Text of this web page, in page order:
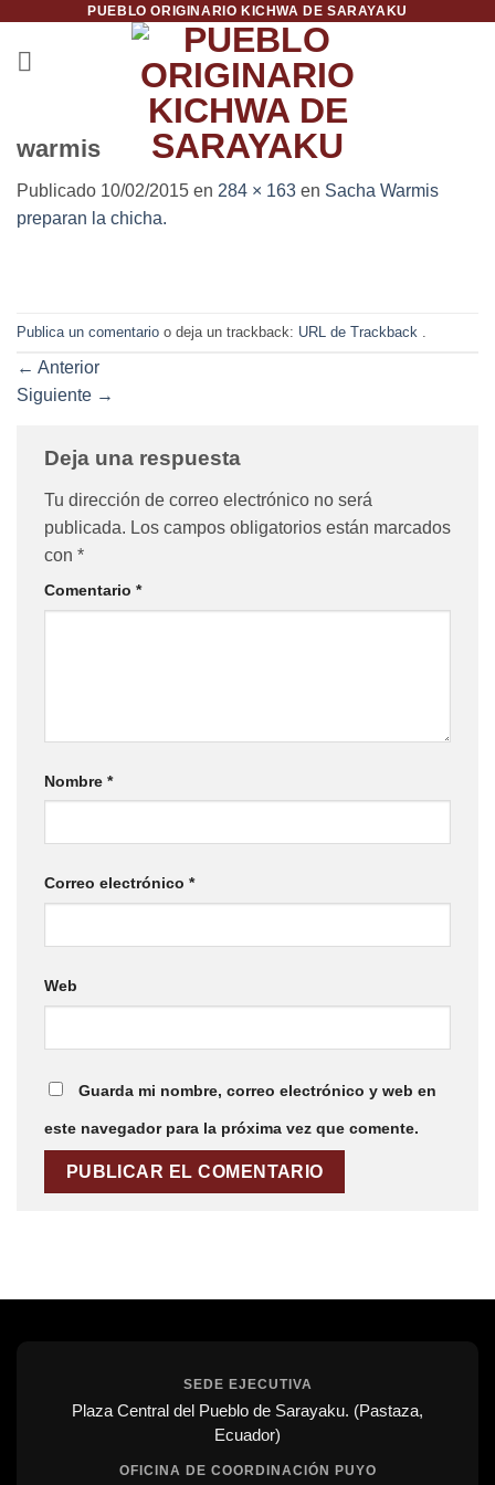
contenido
PUEBLO ORIGINARIO KICHWA DE SARAYAKU
warmis
Publicado 10/02/2015 en 284 × 163 en Sacha Warmis
preparan la chicha.
Publica un comentario o deja un trackback: URL de Trackback
← Anterior
Siguiente →
Deja una respuesta
Tu dirección de correo electrónico no será
publicada. Los campos obligatorios están marcados
con *
Comentario *
Nombre *
Correo electrónico *
Web
Guarda mi nombre, correo electrónico y web en
este navegador para la próxima vez que comente.
SEDE EJECUTIVA
Plaza Central del Pueblo de Sarayaku. (Pastaza,
Ecuador)
OFICINA DE COORDINACIÓN PUYO